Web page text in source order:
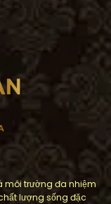
môi trường đa nhiệm
lượng sống đặc